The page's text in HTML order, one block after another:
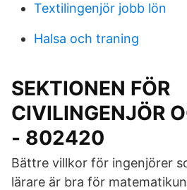
Textilingenjör jobb lön
Halsa och traning
SEKTIONEN FÖR
CIVILINGENJÖR
- 802420
Bättre villkor för ingenjörer
lärare är bra för